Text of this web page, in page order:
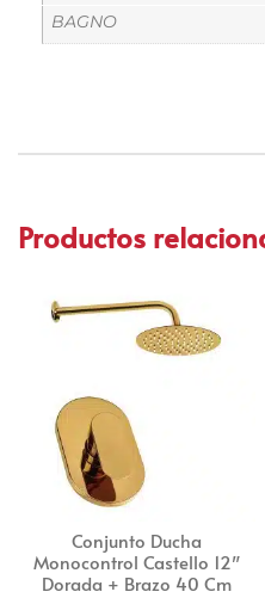
BAGNO
Productos
Conjunto Ducha
Monocontrol Castello 12″
Dorada + Brazo 40 Cm